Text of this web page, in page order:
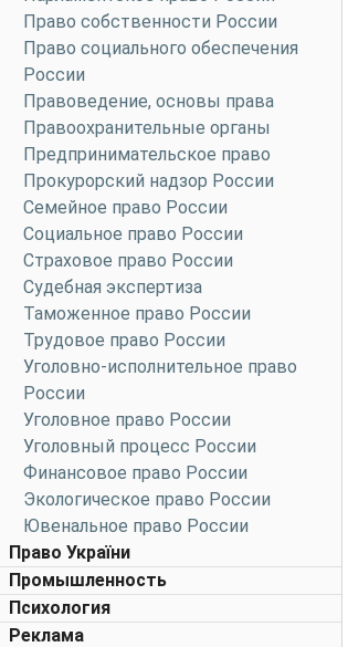
Право собственности России
Право социального обеспечения
России
Правоведение, основы права
Правоохранительные органы
Предпринимательское право
Прокурорский надзор России
Семейное право России
Социальное право России
Страховое право России
Судебная экспертиза
Таможенное право России
Трудовое право России
Уголовно-исполнительное право
России
Уголовное право России
Уголовный процесс России
Финансовое право России
Экологическое право России
Ювенальное право России
Право України
Промышленность
Психология
Реклама